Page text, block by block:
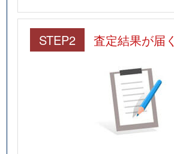
STEP2 査定結果が届く